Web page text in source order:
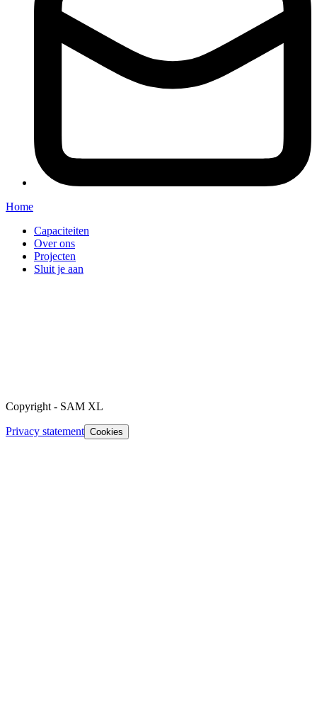
Home
Capaciteiten
Over ons
Projecten
Sluit je aan
Copyright - SAM XL
Privacy statement Cookies